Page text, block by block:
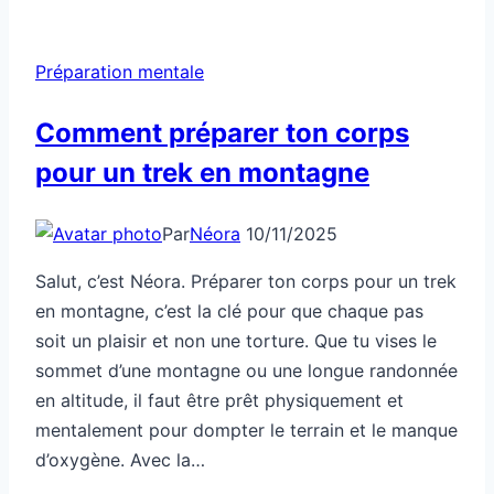
Préparation mentale
Comment préparer ton corps
pour un trek en montagne
ParNéora 10/11/2025
Salut, c’est Néora. Préparer ton corps pour un trek
en montagne, c’est la clé pour que chaque pas
soit un plaisir et non une torture. Que tu vises le
sommet d’une montagne ou une longue randonnée
en altitude, il faut être prêt physiquement et
mentalement pour dompter le terrain et le manque
d’oxygène. Avec la…